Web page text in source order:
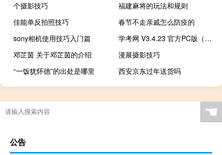
个摄影技巧
福建麻将的玩法和规则
佳能单反拍照技巧
春节不走亲戚怎么防疫的
sony相机使用技巧入门篇
学考网 V3.4.23 官方PC版（学考网 V3.4.23 官方PC版功能简介）
邓芷茵 关于邓芷茵的介绍
漫展摄影技巧
“一饭犹怀德”的出处是哪里
西安京东过年送货吗
☚
公告